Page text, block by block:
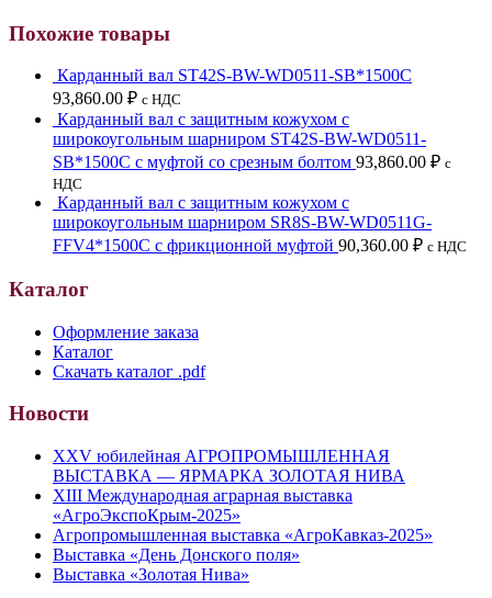
Похожие товары
Карданный вал ST42S-BW-WD0511-SB*1500C
93,860.00 ₽ с НДС
Карданный вал с защитным кожухом с
широкоугольным шарниром ST42S-BW-WD0511-
SB*1500C с муфтой со срезным болтом 93,860.00 ₽ с
НДС
Карданный вал с защитным кожухом с
широкоугольным шарниром SR8S-BW-WD0511G-
FFV4*1500C с фрикционной муфтой 90,360.00 ₽ с НДС
Каталог
Оформление заказа
Каталог
Скачать каталог .pdf
Новости
XXV юбилейная АГРОПРОМЫШЛЕННАЯ
ВЫСТАВКА — ЯРМАРКА ЗОЛОТАЯ НИВА
XIII Международная аграрная выставка
«АгроЭкспоКрым-2025»
Агропромышленная выставка «АгроКавказ-2025»
Выставка «День Донского поля»
Выставка «Золотая Нива»